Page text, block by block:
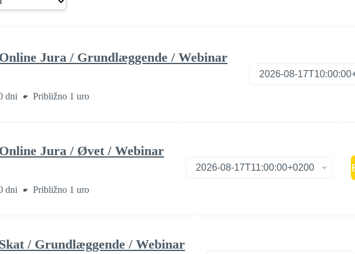
Jura / Grundlæggende / Webinar
dni Približno 1 uro
Jura / Øvet / Webinar
dni Približno 1 uro
/ Grundlæggende / Webinar